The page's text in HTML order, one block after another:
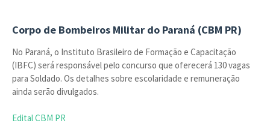
Corpo de Bombeiros Militar do Paraná (CBM PR)
No Paraná, o Instituto Brasileiro de Formação e Capacitação
(IBFC) será responsável pelo concurso que oferecerá 130 vagas
para Soldado. Os detalhes sobre escolaridade e remuneração
ainda serão divulgados.
Edital CBM PR